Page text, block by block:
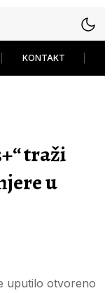
KONTAKT
traži
u
uputilo otvoreno